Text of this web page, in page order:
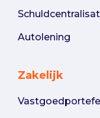
Autolening
Zakelijk